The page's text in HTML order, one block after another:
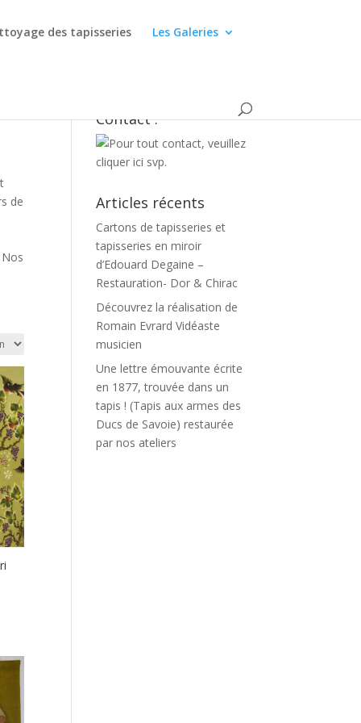
des tapisseries Les Galeries
de
Contact :
Articles récents
Cartons de tapisseries et
tapisseries en miroir
d’Edouard Degaine –
Restauration- Dor & Chirac
Découvrez la réalisation de
Romain Evrard Vidéaste
musicien
Une lettre émouvante écrite
en 1877, trouvée dans un
tapis ! (Tapis aux armes des
Ducs de Savoie) restaurée
par nos ateliers